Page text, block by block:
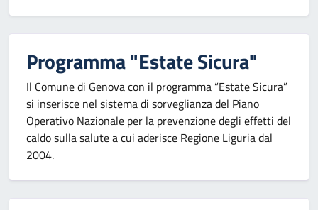
Programma "Estate Sicura"
Il Comune di Genova con il programma “Estate Sicura”
si inserisce nel sistema di sorveglianza del Piano
Operativo Nazionale per la prevenzione degli effetti del
caldo sulla salute a cui aderisce Regione Liguria dal
2004.